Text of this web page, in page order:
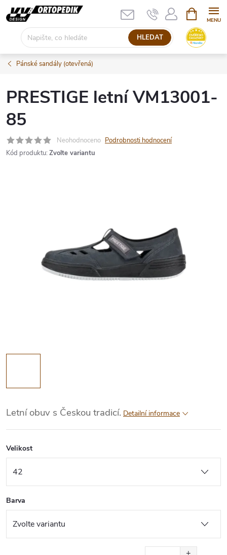
Přejít
na
HLEDAT
NÁKUPNÍ
KOŠÍK
Pánské sandály (otevřená)
PRESTIGE letní VM13001-
85
Neohodnoceno Podrobnosti hodnocení
Kód produktu: Zvolte variantu
Letní obuv s Českou tradicí. Detailní informace
Velikost
Barva